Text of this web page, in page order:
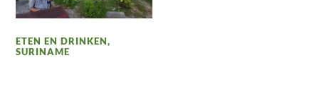
ETEN EN DRINKEN,
SURINAME